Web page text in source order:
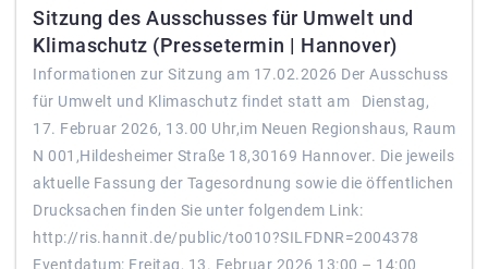
Sitzung des Ausschusses für Umwelt und
Klimaschutz (Pressetermin | Hannover)
Informationen zur Sitzung am 17.02.2026 Der Ausschuss
für Umwelt und Klimaschutz findet statt am Dienstag,
17. Februar 2026, 13.00 Uhr,im Neuen Regionshaus, Raum
N 001,Hildesheimer Straße 18,30169 Hannover. Die jeweils
aktuelle Fassung der Tagesordnung sowie die öffentlichen
Drucksachen finden Sie unter folgendem Link:
http://ris.hannit.de/public/to010?SILFDNR=2004378
Eventdatum: Freitag, 13. Februar 2026 13:00 – 14:00